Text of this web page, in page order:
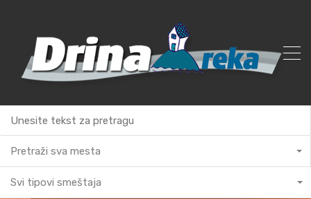
Pretraži sva mesta
Svi tipovi smeštaja